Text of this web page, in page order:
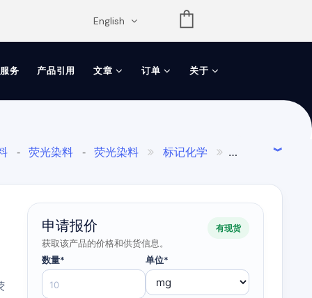
English
服务 产品引用 文章 订单 关于
- 荧光染料 - 荧光染料  标记化学 
申请报价
获取该产品的价格和供货信息。
有现货
数量* 单位*